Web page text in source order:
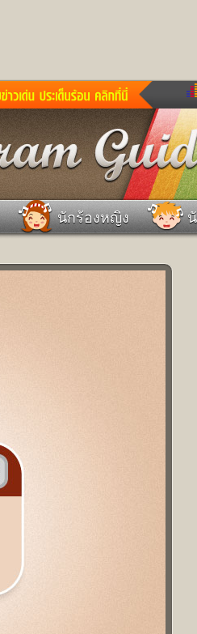
ข่าวสั้น ข่าว
หนังใหม่ ฟังเ
หมากรุกไทย แช
แต่ง
ทำนายฝัน สุขภ
ผลบอล บ้าน
เช็คความเร็วเน็ต
นักร้องหญิง